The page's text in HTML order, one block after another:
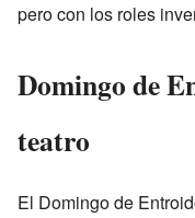
pero con los roles
Domingo de
teatro
El Domingo de